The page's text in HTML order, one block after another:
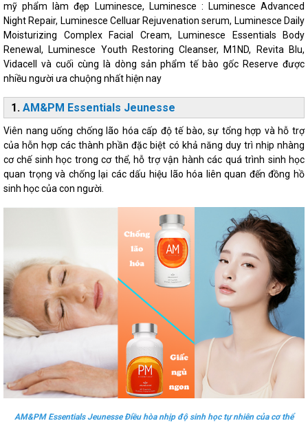
mỹ phẩm làm đẹp Luminesce, Luminesce : Luminesce Advanced
Night Repair, Luminesce Celluar Rejuvenation serum, Luminesce Daily
Moisturizing Complex Facial Cream, Luminesce Essentials Body
Renewal, Luminesce Youth Restoring Cleanser, M1ND, Revita Blu,
Vidacell và cuối cùng là dòng sản phẩm tế bào gốc Reserve được
nhiều người ưa chuộng nhất hiện nay
1. AM&PM Essentials Jeunesse
Viên nang uống chống lão hóa cấp độ tế bào, sự tổng hợp và hỗ trợ
của hỗn hợp các thành phần đặc biệt có khả năng duy trì nhịp nhàng
cơ chế sinh học trong cơ thể, hỗ trợ vận hành các quá trình sinh học
quan trọng và chống lại các dấu hiệu lão hóa liên quan đến đồng hồ
sinh học của con người.
AM&PM Essentials Jeunesse Điều hòa nhịp độ sinh học tự nhiên của cơ thể